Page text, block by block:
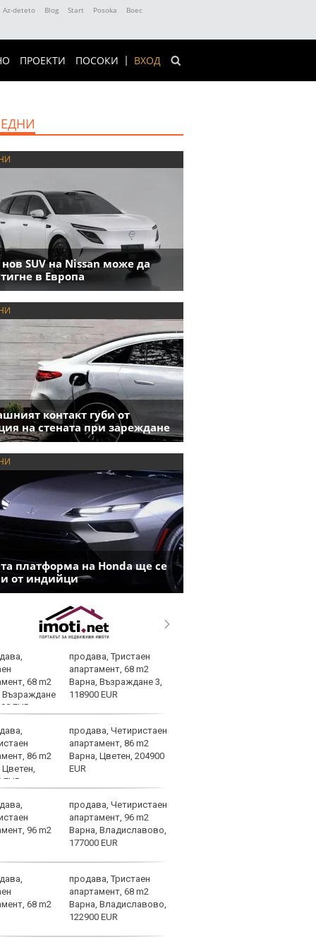
Az-deteto Blog Start Posoka
Boec
ВХОД
ПРОЕКТИ ПОСОКИ
SUV на Nissan може да
в Европа
контакт губи от
на стената при зареждане
платформа на Honda ще се
от индийци
продава, Тристаен
апартамент, 68 m2
Варна, Възраждане 3,
118900 EUR
продава, Четиристаен
апартамент, 86 m2
Варна, Цветен, 204900
EUR
продава, Четиристаен
апартамент, 96 m2
Варна, Владиславово,
177000 EUR
продава, Тристаен
апартамент, 68 m2
Варна, Владиславово,
122900 EUR